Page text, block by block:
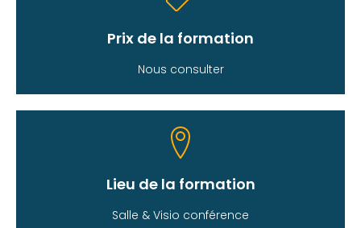
Prix de la formation
Nous consulter
Lieu de la formation
Salle & Visio conférence